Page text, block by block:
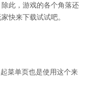
此，游戏的各个角落还
快来下载试试吧。
菜单页也是使用这个来